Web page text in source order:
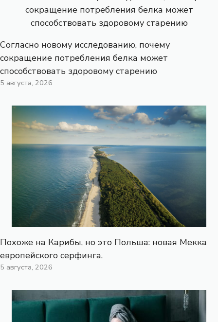
Согласно новому исследованию, почему
сокращение потребления белка может
способствовать здоровому старению
5 августа, 2026
Похоже на Карибы, но это Польша: новая Мекка
европейского серфинга.
5 августа, 2026